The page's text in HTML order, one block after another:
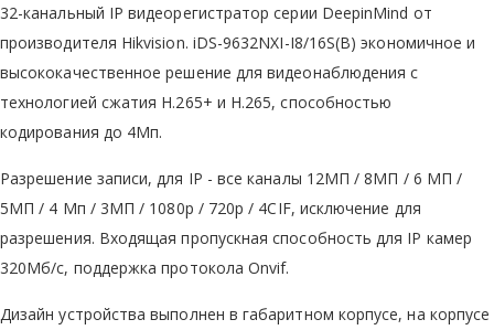
32-канальный IP видеорегистратор cерии DeepinMind от
производителя Hikvision. iDS-9632NXI-I8/16S(B) экономичное и
высококачественное решение для видеонаблюдения с
технологией сжатия H.265+ и H.265, способностью
кодирования до 4Мп.
Разрешение записи, для IP - все каналы 12МП / 8МП / 6 МП /
5МП / 4 Мп / 3МП / 1080p / 720p / 4CIF, исключение для
разрешения. Входящая пропускная способность для IP камер
320Мб/с, поддержка протокола Onvif.
Дизайн устройства выполнен в габаритном корпусе, на корпусе